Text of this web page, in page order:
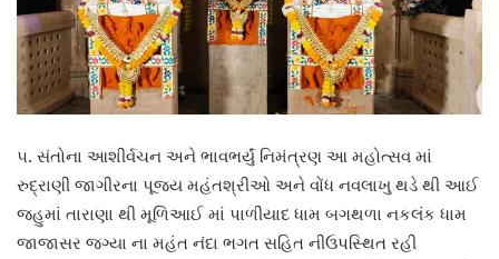
૫. સંતોના આશીર્વચન અને ભાવભર્યું નિમંત્રણ આ મહોત્સવ માં
રુદ્રાણી જાગીરના પૂજ્ય મહંતશ્રીઓ અને વોંધ નવલાખુ થડે થી આઈ
જહુમાં તારાણા થી મૂળિઆઈ માં પાળીયાદ ધામ બગથળા નકલંક ધામ
જાજાસર જગ્યા ના મહંત નંદા ભગત સહિત નીઉપસ્થિત રહી